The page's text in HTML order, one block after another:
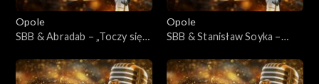
Opole
SBB & Abradab – „Toczy się
Opole
SBB & Stanisław Soyka –